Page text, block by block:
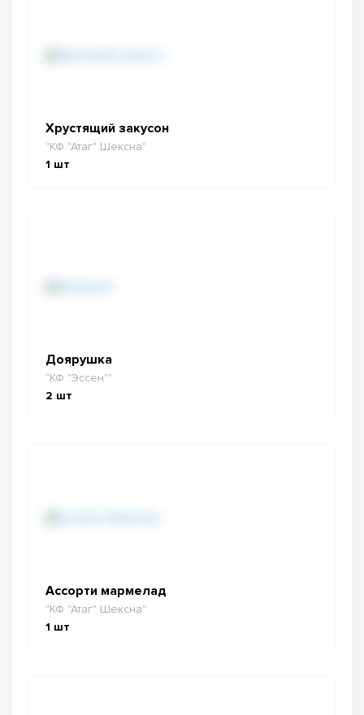
Хрустящий закусон
"КФ "Атаг" Шексна"
1 шт
Доярушка
"КФ "Эссен""
2 шт
Ассорти мармелад
"КФ "Атаг" Шексна"
1 шт